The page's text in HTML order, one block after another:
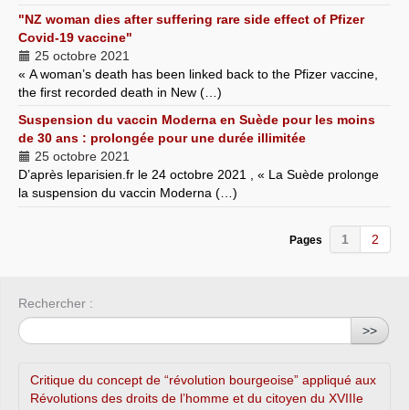
"NZ woman dies after suffering rare side effect of Pfizer
Covid-19 vaccine"
25 octobre 2021
« A woman’s death has been linked back to the Pfizer vaccine,
the first recorded death in New (…)
Suspension du vaccin Moderna en Suède pour les moins
de 30 ans : prolongée pour une durée illimitée
25 octobre 2021
D’après leparisien.fr le 24 octobre 2021 , « La Suède prolonge
la suspension du vaccin Moderna (…)
Pages 1 2
Rechercher :
>>
Critique du concept de “révolution bourgeoise” appliqué aux
Révolutions des droits de l’homme et du citoyen du XVIIIe